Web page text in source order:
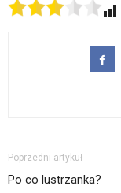
Poprzedni artykuł
Po co lustrzanka?